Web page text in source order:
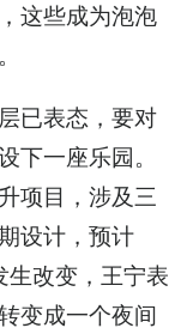
这些成为泡泡
已表态，要对
下一座乐园。
项目，涉及三
设计，预计
改变，王宁表
变成一个夜间